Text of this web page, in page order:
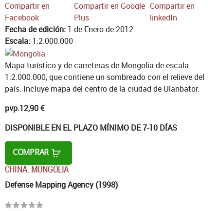
Compartir en
Facebook
Compartir en Google
Plus
Compartir en
linkedIn
Fecha de edición: 1 de Enero de 2012
Escala: 1:2.000.000
Mapa turístico y de carreteras de Mongolia de escala
1:2.000.000, que contiene un sombreado con el relieve del
país. Incluye mapa del centro de la ciudad de Ulanbator.
pvp.12,90 €
DISPONIBLE EN EL PLAZO MÍNIMO DE 7-10 DÍAS
COMPRAR
CHINA. MONGOLIA
Defense Mapping Agency (1998)